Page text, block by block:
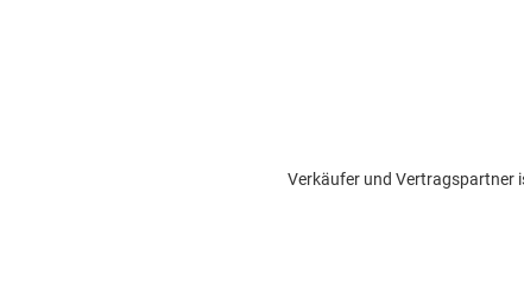
Verkäufer und Vertragspartner